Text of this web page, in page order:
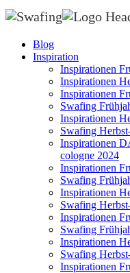
Blog
Inspiration
Inspirationen
Inspirationen
Inspirationen
Swafing
Inspirationen
Swafing
Inspirationen
cologne 2024
Inspirationen
Swafing
Inspirationen
Swafing
Inspirationen
Swafing
Inspirationen
Swafing
Inspirationen